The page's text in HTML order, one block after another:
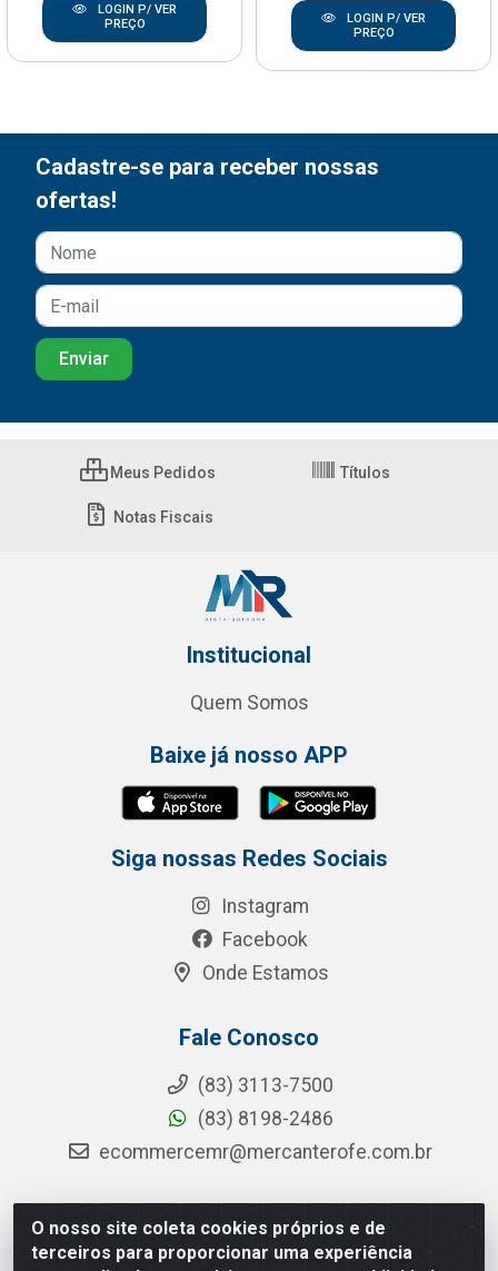
LOGIN P/ VER
PREÇO
LOGIN P/ VER
PREÇO
O nosso site coleta cookies próprios e de
terceiros para proporcionar uma experiência
Cadastre-se para receber nossas
ofertas!
Meus Pedidos Títulos
Notas Fiscais
Institucional
Quem Somos
Baixe já nosso APP
Siga nossas Redes Sociais
Instagram
Facebook
Onde Estamos
Fale Conosco
(83) 3113-7500
(83) 8198-2486
ecommercemr@mercanterofe.com.br
MR Distribuidora - Rua Hortêncio Ribeiro de Luna, 3777 -
Distrito Industrial, João Pessoa/PB - CEP 58081-400 -